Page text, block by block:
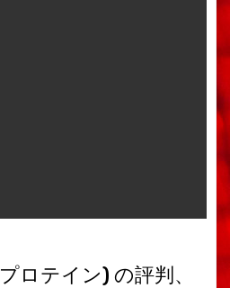
ロテイン) の評判、